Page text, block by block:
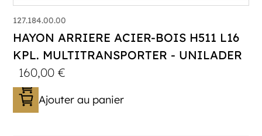
127.184.00.00
HAYON ARRIERE ACIER-BOIS H511 L16
KPL. MULTITRANSPORTER - UNILADER
160,00€
Ajouter au panier